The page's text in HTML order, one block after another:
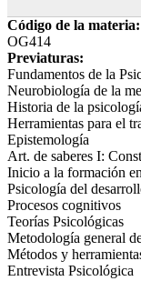
Código de la materia:
OG414
Previaturas:
Fundamentos de la
Neurobiología de la
Historia de la
Herramientas para el
Epistemología
Art. de saberes I:
Inicio a la formación
Psicología del
Procesos cognitivos
Teorías Psicológicas
Metodología general
Métodos y
Entrevista Psicológica